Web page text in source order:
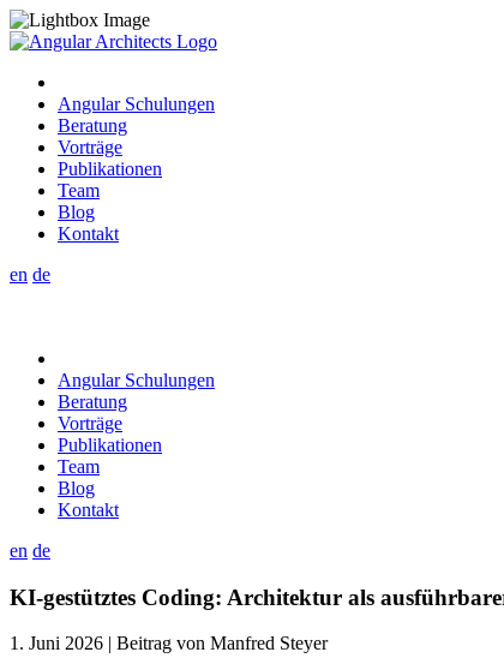
Angular Schulungen
Beratung
Vorträge
Publikationen
Team
Blog
Kontakt
en de
Angular Schulungen
Beratung
Vorträge
Publikationen
Team
Blog
Kontakt
en de
KI-gestütztes Coding: Architektur als
1. Juni 2026 | Beitrag von Manfred Steyer